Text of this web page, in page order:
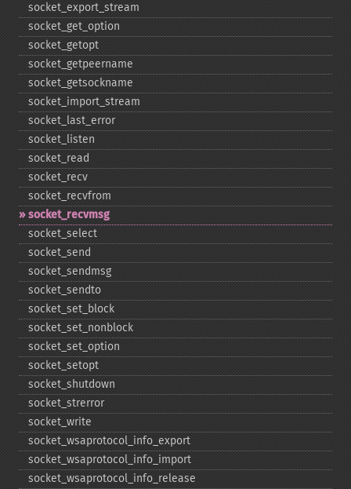
socket_​export_​stream
socket_​get_​option
socket_​getopt
socket_​getpeername
socket_​getsockname
socket_​import_​stream
socket_​last_​error
socket_​listen
socket_​read
socket_​recv
socket_​recvfrom
socket_​recvmsg
socket_​select
socket_​send
socket_​sendmsg
socket_​sendto
socket_​set_​block
socket_​set_​nonblock
socket_​set_​option
socket_​setopt
socket_​shutdown
socket_​strerror
socket_​write
socket_​wsaprotocol_​info_​export
socket_​wsaprotocol_​info_​import
socket_​wsaprotocol_​info_​release